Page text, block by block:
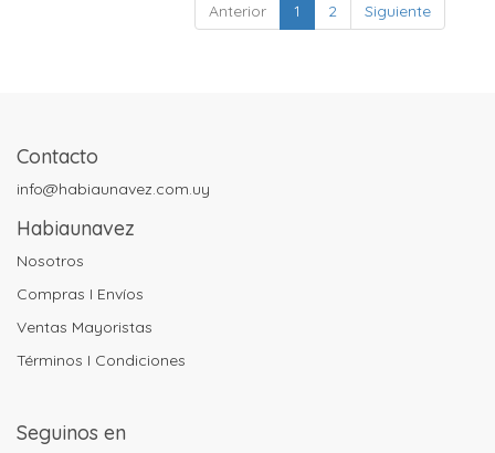
Anterior 1 2 Siguiente
Contacto
info@habiaunavez.com.uy
Habiaunavez
Nosotros
Compras I Envíos
Ventas Mayoristas
Términos I Condiciones
Seguinos en